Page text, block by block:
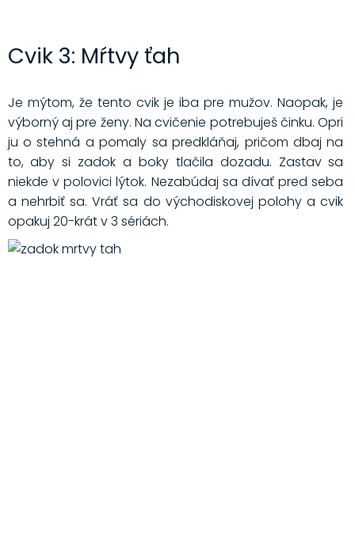
Cvik 3: Mŕtvy ťah
Je mýtom, že tento cvik je iba pre mužov. Naopak, je
výborný aj pre ženy. Na cvičenie potrebuješ činku. Opri
ju o stehná a pomaly sa predkláňaj, pričom dbaj na
to, aby si zadok a boky tlačila dozadu. Zastav sa
niekde v polovici lýtok. Nezabúdaj sa dívať pred seba
a nehrbiť sa. Vráť sa do východiskovej polohy a cvik
opakuj 20-krát v 3 sériách.